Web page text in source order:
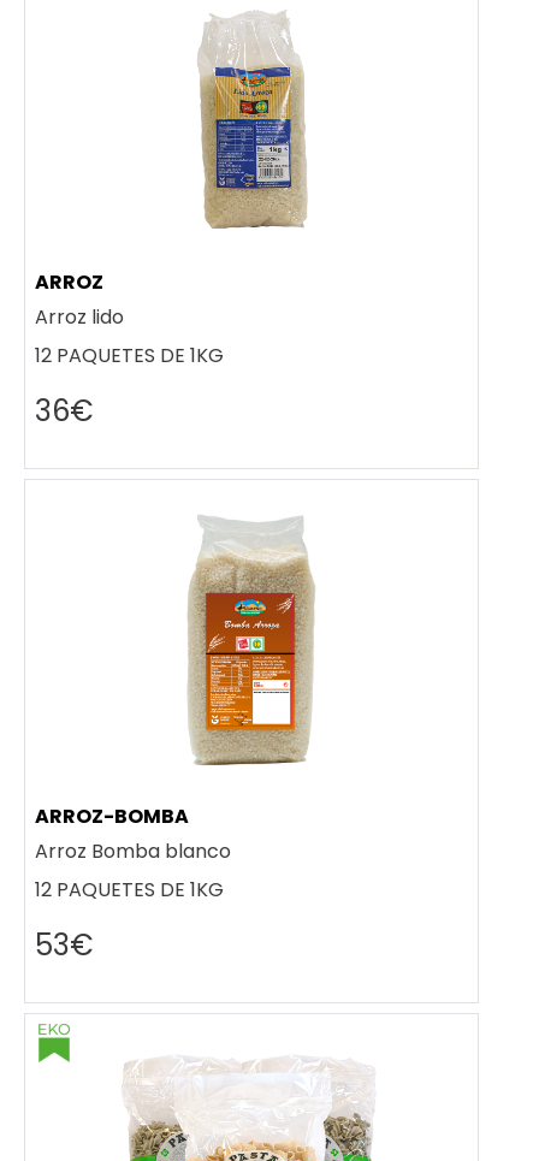
ARROZ
Arroz lido
12 PAQUETES DE 1KG
36€
ARROZ-BOMBA
Arroz Bomba blanco
12 PAQUETES DE 1KG
53€